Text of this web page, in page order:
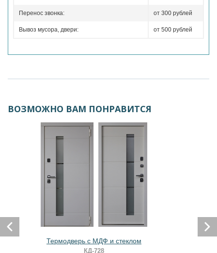
Перенос звонка: от 300 рублей
Вывоз мусора, двери: от 500 рублей
ВОЗМОЖНО ВАМ ПОНРАВИТСЯ
Термодверь с МДФ и стеклом
КД-728